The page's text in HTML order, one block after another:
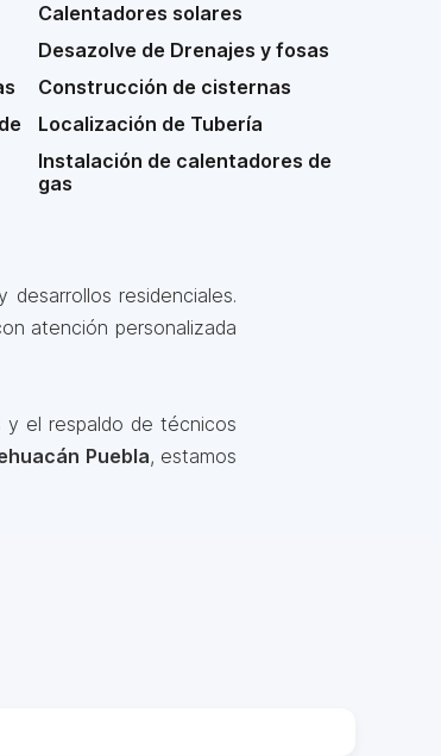
Calentadores solares
Desazolve de Drenajes y fosas
Construcción de cisternas
Localización de Tubería
Instalación de calentadores de
gas
desarrollos residenciales.
atención personalizada
y el respaldo de técnicos
Puebla, estamos